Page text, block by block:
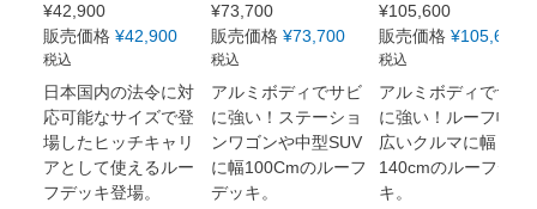
¥42,900
販売価格 ¥42,900
税込
日本国内の法令に対
応可能なサイズで登
場したヒッチキャリ
アとして使えるルー
フデッキ登場。
¥73,700
販売価格 ¥73,700
税込
アルミボディでサビ
に強い！ステーショ
ンワゴンや中型SUV
に幅100Cmのルーフ
デッキ。
¥105,600
販売価格 ¥105,600
税込
アルミボディでサビ
に強い！ルーフ幅の
広いクルマに幅
140cmのルーフデッ
キ。